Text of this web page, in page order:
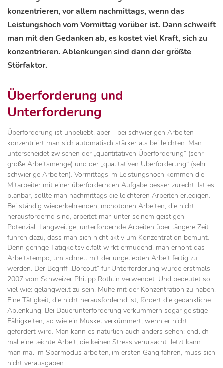
konzentrieren, vor allem nachmittags, wenn das
Leistungshoch vom Vormittag vorüber ist. Dann schweift
man mit den Gedanken ab, es kostet viel Kraft, sich zu
konzentrieren. Ablenkungen sind dann der größte
Störfaktor.
Überforderung und
Unterforderung
Überforderung ist unbeliebt, aber – bei schwierigen Arbeiten –
konzentriert man sich automatisch stärker als bei leichten. Man
unterscheidet zwischen der „quantitativen Überforderung“ (sehr
große Arbeitsmenge) und der „qualitativen Überforderung“ (sehr
schwierige Arbeiten). Vormittags im Leistungshoch kommen die
Mitarbeiter mit einer überfordernden Aufgabe besser zurecht. Ist es
planbar, sollte man nachmittags die leichteren Arbeiten erledigen.
Bei ständig wiederkehrenden, monotonen Arbeiten, die nicht
herausfordernd sind, arbeitet man unter seinem geistigen
Potenzial. Langweilige, unterfordernde Arbeiten über längere Zeit
führen dazu, dass man sich nicht aktiv um Konzentration bemüht.
Denn geringe Tätigkeitsvielfalt wirkt ermüdend, man erhöht das
Arbeitstempo, um schnell mit der ungeliebten Arbeit fertig zu
werden. Der Begriff „Boreout“ für Unterforderung wurde erstmals
2007 vom Schweizer Philipp Rothlin verwendet. Und bedeutet so
viel wie: gelangweilt zu sein, Mühe mit der Konzentration zu haben.
Eine Tätigkeit, die nicht herausfordernd ist, fördert die gedankliche
Ablenkung. Bei Dauerunterforderung verkümmern sogar geistige
Fähigkeiten, so wie ein Muskel verkümmert, wenn er nicht
gefordert wird. Man kann es natürlich auch anders sehen: endlich
mal eine leichte Arbeit, die keinen Stress verursacht. Jetzt kann
man mal im Sparmodus arbeiten, im ersten Gang fahren, muss sich
nicht verausgaben.